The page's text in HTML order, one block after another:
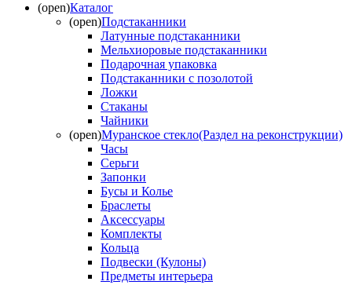
(open)Каталог
(open)Подстаканники
Латунные подстаканники
Мельхиоровые подстаканники
Подарочная упаковка
Подстаканники с позолотой
Ложки
Стаканы
Чайники
(open)Муранское стекло(Раздел на реконструкции)
Часы
Серьги
Запонки
Бусы и Колье
Браслеты
Аксессуары
Комплекты
Кольца
Подвески (Кулоны)
Предметы интерьера